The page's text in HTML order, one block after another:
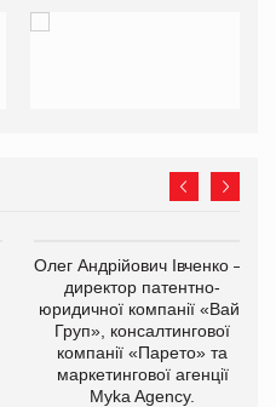
Олег Андрійович Івченко —
директор патентно-
юридичної компанії «Вайз
Груп», консалтингової
компанії «Парето» та
маркетингової агенції
Myka Agency.